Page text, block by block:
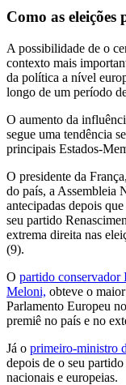
Como as
A possibilidade de o
contexto mais
da política a nível
longo de um período
O aumento da
segue uma tendência
principais Estados-
O presidente da França,
do país, a Assembleia
antecipadas depois que
seu partido
extrema direita nas
(9).
O partido conservador
Meloni, obteve o
Parlamento Europeu
premiê no país e no
Já o primeiro-ministro
depois de o seu
nacionais e europeias.